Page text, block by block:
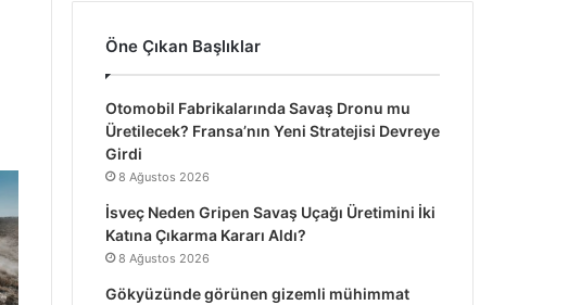
Öne Çıkan Başlıklar
Otomobil Fabrikalarında Savaş Dronu mu
Üretilecek? Fransa’nın Yeni Stratejisi Devreye
Girdi
8 Ağustos 2026
İsveç Neden Gripen Savaş Uçağı Üretimini İki
Katına Çıkarma Kararı Aldı?
8 Ağustos 2026
Gökyüzünde görünen gizemli mühimmat